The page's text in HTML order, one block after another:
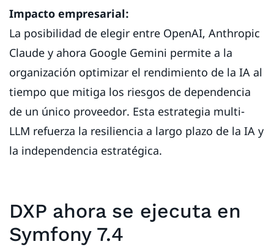
Impacto empresarial:
La posibilidad de elegir entre OpenAI, Anthropic
Claude y ahora Google Gemini permite a la
organización optimizar el rendimiento de la IA al
tiempo que mitiga los riesgos de dependencia
de un único proveedor. Esta estrategia multi-
LLM refuerza la resiliencia a largo plazo de la IA y
la independencia estratégica.
DXP ahora se ejecuta en
Symfony 7.4